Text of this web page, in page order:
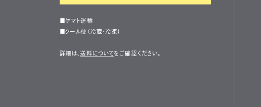
■ヤマト運輸
■クール便（冷蔵・冷凍）
詳細は、送料についてをご確認ください。